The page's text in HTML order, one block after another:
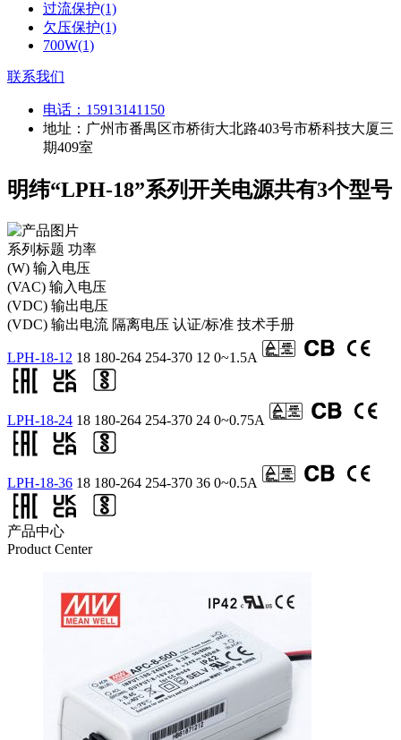
过流保护(1)
欠压保护(1)
700W(1)
联系我们
电话： 15913141150
地址：广州市番禺区市桥街大北路403号市桥科技大厦三
期409室
明纬“LPH-18”系列开关电源共有3个型号
系列标题 功率
(W) 输入电压
(VAC) 输入电压
(VDC) 输出电压
(VDC) 输出电流 隔离电压 认证/标准 技术手册
LPH-18-12 18 180-264 254-370 12 0~1.5A
LPH-18-24 18 180-264 254-370 24 0~0.75A
LPH-18-36 18 180-264 254-370 36 0~0.5A
产品中心
Product Center